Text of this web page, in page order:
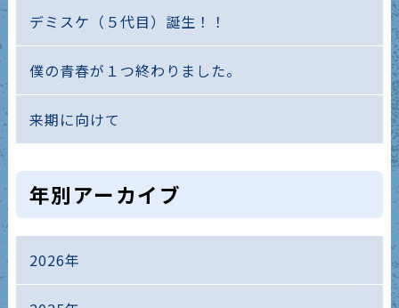
デミスケ（５代目）誕生！！
僕の青春が１つ終わりました。
来期に向けて
年別アーカイブ
2026年